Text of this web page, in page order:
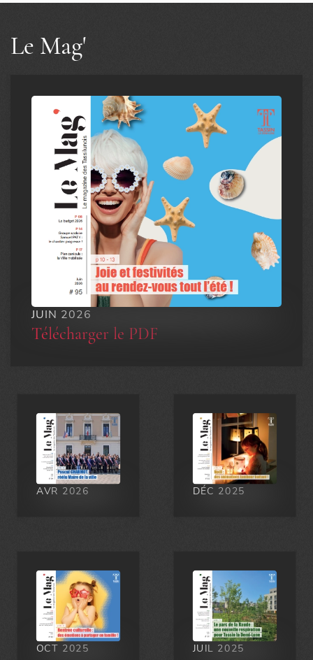
Bel été à Tassin la Demi-Lune…
Belle photo de l'horloge, à conserver pour une carte postale.
Le Mag'
JUIN 2026
Télécharger le PDF
AVR 2026 DÉC 2025
OCT 2025 JUIL 2025